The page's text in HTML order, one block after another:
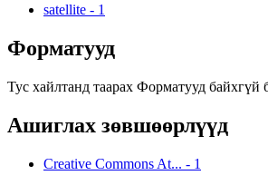
satellite - 1
Форматууд
Тус хайлтанд таарах Форматууд байхгүй
Ашиглах зөвшөөрлүүд
Creative Commons At... - 1